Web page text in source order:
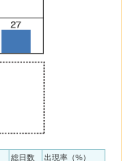
総日数
出現率（%）